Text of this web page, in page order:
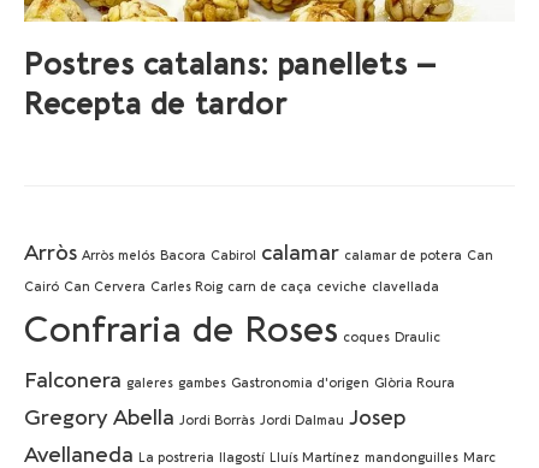
Postres catalans: panellets –
Recepta de tardor
Arròs Arròs melós Bacora Cabirol calamar calamar de potera Can
Cairó Can Cervera Carles Roig carn de caça ceviche clavellada
Confraria de Roses coques Draulic
Falconera galeres gambes Gastronomia d'origen Glòria Roura
Gregory Abella Jordi Borràs Jordi Dalmau Josep
Avellaneda La postreria llagostí Lluís Martínez mandonguilles Marc